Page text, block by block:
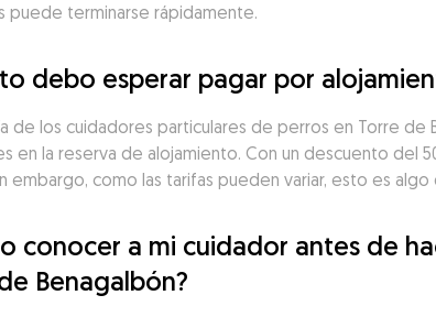
puede terminarse rápidamente.
debo esperar pagar por
de los cuidadores particulares de perros en Torre
en la reserva de alojamiento. Con un descuento del
embargo, como las tarifas pueden variar, esto es
conocer a mi cuidador antes de
Benagalbón?